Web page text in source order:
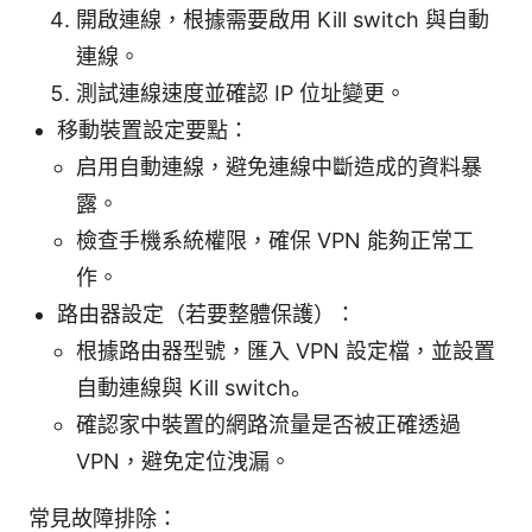
開啟連線，根據需要啟用 Kill switch 與自動
連線。
測試連線速度並確認 IP 位址變更。
移動裝置設定要點：
启用自動連線，避免連線中斷造成的資料暴
露。
檢查手機系統權限，確保 VPN 能夠正常工
作。
路由器設定（若要整體保護）：
根據路由器型號，匯入 VPN 設定檔，並設置
自動連線與 Kill switch。
確認家中裝置的網路流量是否被正確透過
VPN，避免定位洩漏。
常見故障排除：